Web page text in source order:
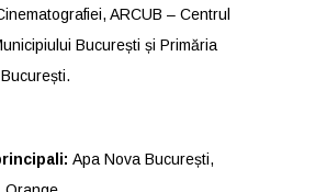
ARCUB – Centrul
București și Primăria
Apa Nova București,